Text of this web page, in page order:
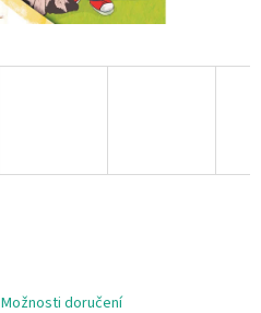
Možnosti doručení